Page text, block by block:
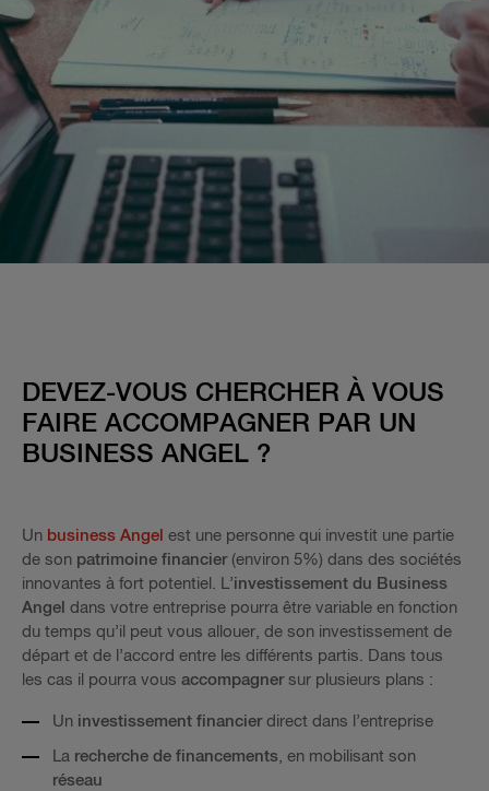
DEVEZ-VOUS CHERCHER À VOUS
FAIRE ACCOMPAGNER PAR UN
BUSINESS ANGEL ?
Un business Angel est une personne qui investit une partie
de son patrimoine financier(environ 5%) dans des sociétés
innovantes à fort potentiel. L’investissement du Business
Angel dans votre entreprise pourra être variable en fonction
du temps qu’il peut vous allouer, de son investissement de
départ et de l’accord entre les différents partis. Dans tous
les cas il pourra vous accompagnersur plusieurs plans :
Un investissement financierdirect dans l’entreprise
La recherche de financements, en mobilisant son
réseau